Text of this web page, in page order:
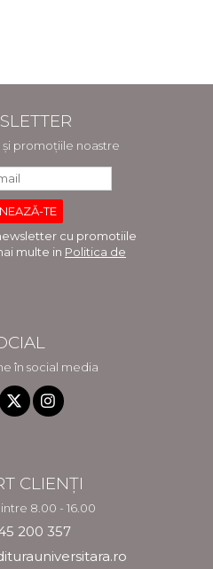
promoțiile noastre
cu promotiile
multe in Politica de
în social media
CLIENȚI
8.00 - 16.00
200 357